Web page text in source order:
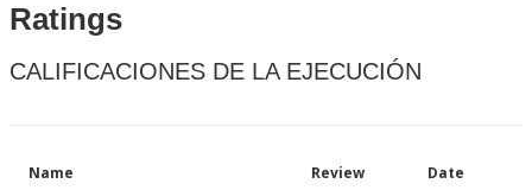
Ratings
CALIFICACIONES DE LA EJECUCIÓN
Name Review Date